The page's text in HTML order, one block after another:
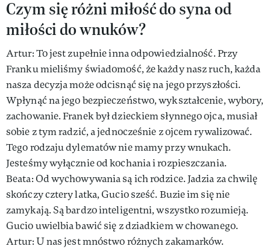
Czym się różni miłość do syna od
miłości do wnuków?
Artur: To jest zupełnie inna odpowiedzialność. Przy
Franku mieliśmy świadomość, że każdy nasz ruch, każda
nasza decyzja może odcisnąć się na jego przyszłości.
Wpłynąć na jego bezpieczeństwo, wykształcenie, wybory,
zachowanie. Franek był dzieckiem słynnego ojca, musiał
sobie z tym radzić, a jednocześnie z ojcem rywalizować.
Tego rodzaju dylematów nie mamy przy wnukach.
Jesteśmy wyłącznie od kochania i rozpieszczania.
Beata: Od wychowywania są ich rodzice. Jadzia za chwilę
skończy cztery latka, Gucio sześć. Buzie im się nie
zamykają. Są bardzo inteligentni, wszystko rozumieją.
Gucio uwielbia bawić się z dziadkiem w chowanego.
Artur: U nas jest mnóstwo różnych zakamarków.